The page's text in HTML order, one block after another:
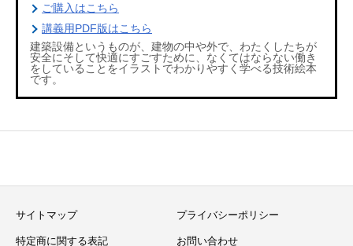
ご購入はこちら
講義用PDF版はこちら
建築設備というものが、建物の中や外で、わたくしたちが
安全にそして快適にすごすために、なくてはならない働き
をしていることをイラストでわかりやすく学べる技術絵本
です。
サイトマップ プライバシーポリシー
特定商に関する表記 お問い合わせ